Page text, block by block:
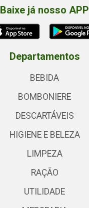
Baixe já nosso APP
Departamentos
BEBIDA
BOMBONIERE
DESCARTÁVEIS
HIGIENE E BELEZA
LIMPEZA
RAÇÃO
UTILIDADE